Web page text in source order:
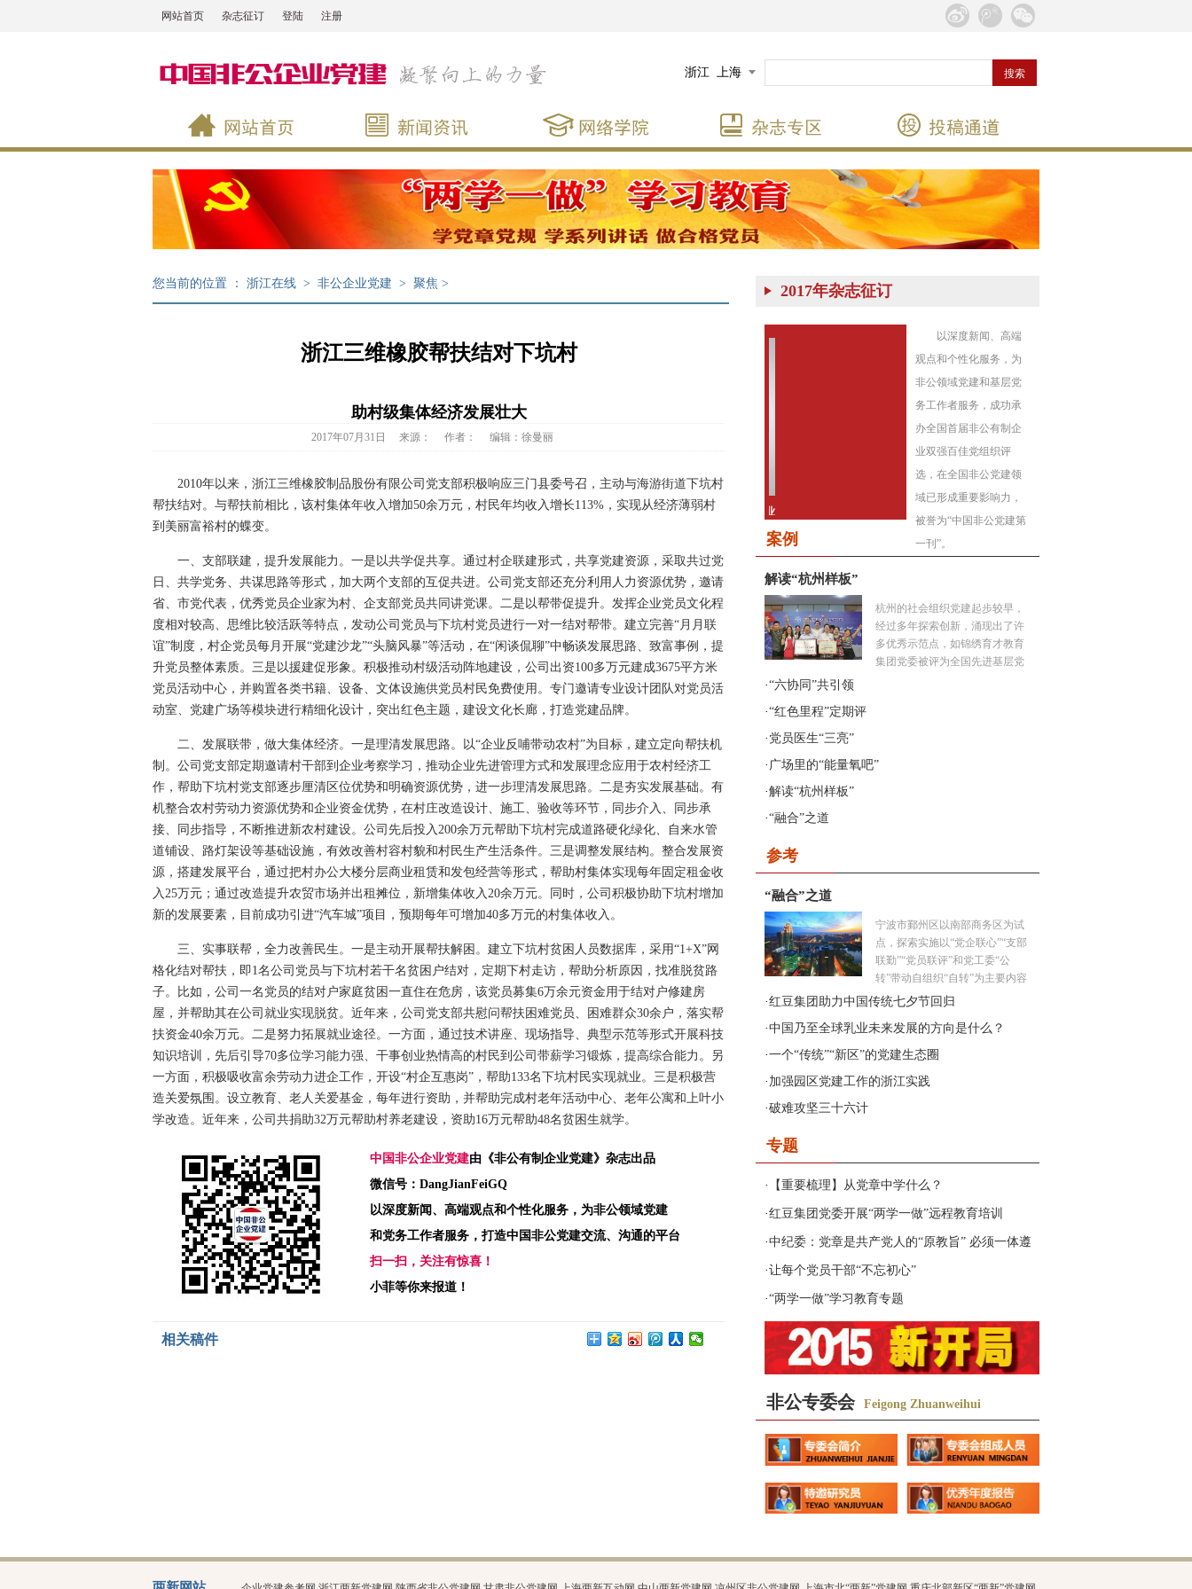
网站首页 杂志征订 登陆 注册
浙江 上海
您当前的位置 ： 浙江在线 > 非公企业党建 > 聚焦 >
浙江三维橡胶帮扶结对下坑村
助村级集体经济发展壮大
2017年07月31日 来源： 作者： 编辑：徐曼丽
2010年以来，浙江三维橡胶制品股份有限公司党支部积极响应三门县委号召，主动与海游街道下坑村
帮扶结对。与帮扶前相比，该村集体年收入增加50余万元，村民年均收入增长113%，实现从经济薄弱村
到美丽富裕村的蝶变。
一、支部联建，提升发展能力。一是以共学促共享。通过村企联建形式，共享党建资源，采取共过党
日、共学党务、共谋思路等形式，加大两个支部的互促共进。公司党支部还充分利用人力资源优势，邀请
省、市党代表，优秀党员企业家为村、企支部党员共同讲党课。二是以帮带促提升。发挥企业党员文化程
度相对较高、思维比较活跃等特点，发动公司党员与下坑村党员进行一对一结对帮带。建立完善“月月联
谊”制度，村企党员每月开展“党建沙龙”“头脑风暴”等活动，在“闲谈侃聊”中畅谈发展思路、致富事例，提
升党员整体素质。三是以援建促形象。积极推动村级活动阵地建设，公司出资100多万元建成3675平方米
党员活动中心，并购置各类书籍、设备、文体设施供党员村民免费使用。专门邀请专业设计团队对党员活
动室、党建广场等模块进行精细化设计，突出红色主题，建设文化长廊，打造党建品牌。
二、发展联带，做大集体经济。一是理清发展思路。以“企业反哺带动农村”为目标，建立定向帮扶机
制。公司党支部定期邀请村干部到企业考察学习，推动企业先进管理方式和发展理念应用于农村经济工
作，帮助下坑村党支部逐步厘清区位优势和明确资源优势，进一步理清发展思路。二是夯实发展基础。有
机整合农村劳动力资源优势和企业资金优势，在村庄改造设计、施工、验收等环节，同步介入、同步承
接、同步指导，不断推进新农村建设。公司先后投入200余万元帮助下坑村完成道路硬化绿化、自来水管
道铺设、路灯架设等基础设施，有效改善村容村貌和村民生产生活条件。三是调整发展结构。整合发展资
源，搭建发展平台，通过把村办公大楼分层商业租赁和发包经营等形式，帮助村集体实现每年固定租金收
入25万元；通过改造提升农贸市场并出租摊位，新增集体收入20余万元。同时，公司积极协助下坑村增加
新的发展要素，目前成功引进“汽车城”项目，预期每年可增加40多万元的村集体收入。
三、实事联帮，全力改善民生。一是主动开展帮扶解困。建立下坑村贫困人员数据库，采用“1+X”网
格化结对帮扶，即1名公司党员与下坑村若干名贫困户结对，定期下村走访，帮助分析原因，找准脱贫路
子。比如，公司一名党员的结对户家庭贫困一直住在危房，该党员募集6万余元资金用于结对户修建房
屋，并帮助其在公司就业实现脱贫。近年来，公司党支部共慰问帮扶困难党员、困难群众30余户，落实帮
扶资金40余万元。二是努力拓展就业途径。一方面，通过技术讲座、现场指导、典型示范等形式开展科技
知识培训，先后引导70多位学习能力强、干事创业热情高的村民到公司带薪学习锻炼，提高综合能力。另
一方面，积极吸收富余劳动力进企工作，开设“村企互惠岗”，帮助133名下坑村民实现就业。三是积极营
造关爱氛围。设立教育、老人关爱基金，每年进行资助，并帮助完成村老年活动中心、老年公寓和上叶小
学改造。近年来，公司共捐助32万元帮助村养老建设，资助16万元帮助48名贫困生就学。
中国非公企业党建由《非公有制企业党建》杂志出品
微信号：DangJianFeiGQ
以深度新闻、高端观点和个性化服务，为非公领域党建
和党务工作者服务，打造中国非公党建交流、沟通的平台
扫一扫，关注有惊喜！
小菲等你来报道！
相关稿件
2017年杂志征订
以深度新闻、高端
观点和个性化服务，为
非公领域党建和基层党
务工作者服务，成功承
办全国首届非公有制企
业双强百佳党组织评
选，在全国非公党建领
域已形成重要影响力，
被誉为“中国非公党建第
一刊”。
2017年第3期《非公有制企业 2017年第4期《非公有制企业
2017年第5期《非公有制企业
党建》
2017年第2期《非公有制企业
党建》
案例
解读“杭州样板”
杭州的社会组织党建起步较早，
经过多年探索创新，涌现出了许
多优秀示范点，如锦绣育才教育
集团党委被评为全国先进基层党
·“六协同”共引领
·“红色里程”定期评
· 党员医生“三亮”
· 广场里的“能量氧吧”
·解读“杭州样板”
·“融合”之道
参考
“融合”之道
宁波市鄞州区以南部商务区为试
点，探索实施以“党企联心”“支部
联勤”“党员联评”和党工委“公
转”带动自组织“自转”为主要内容
的“三联两转”工作机制，以富有
助推园区发展。...
·红豆集团助力中国传统七夕节回归
·中国乃至全球乳业未来发展的方向是什么？
·一个“传统”“新区”的党建生态圈
· 加强园区党建工作的浙江实践
·破难攻坚三十六计
专题
· 【重要梳理】从党章中学什么？
·红豆集团党委开展“两学一做”远程教育培训
·中纪委：党章是共产党人的“原教旨” 必须一体遵
循
·让每个党员干部“不忘初心”
·“两学一做”学习教育专题
非公专委会 Feigong Zhuanweihui